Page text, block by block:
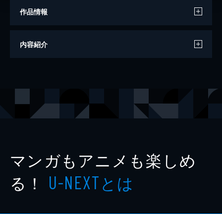
作品情報
撮影
内容紹介
マンガもアニメも楽しめ
る！ U-NEXTとは